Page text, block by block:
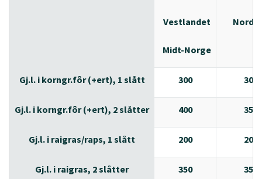
Vestlandet
Midt-Norge
Gj.l. i korngr.fôr (+ert), 1 slått 300 300
Gj.l. i korngr.fôr (+ert), 2 slåtter 400 350
Gj.l. i raigras/raps, 1 slått 200 200
Gj.l. i raigras, 2 slåtter 350 350